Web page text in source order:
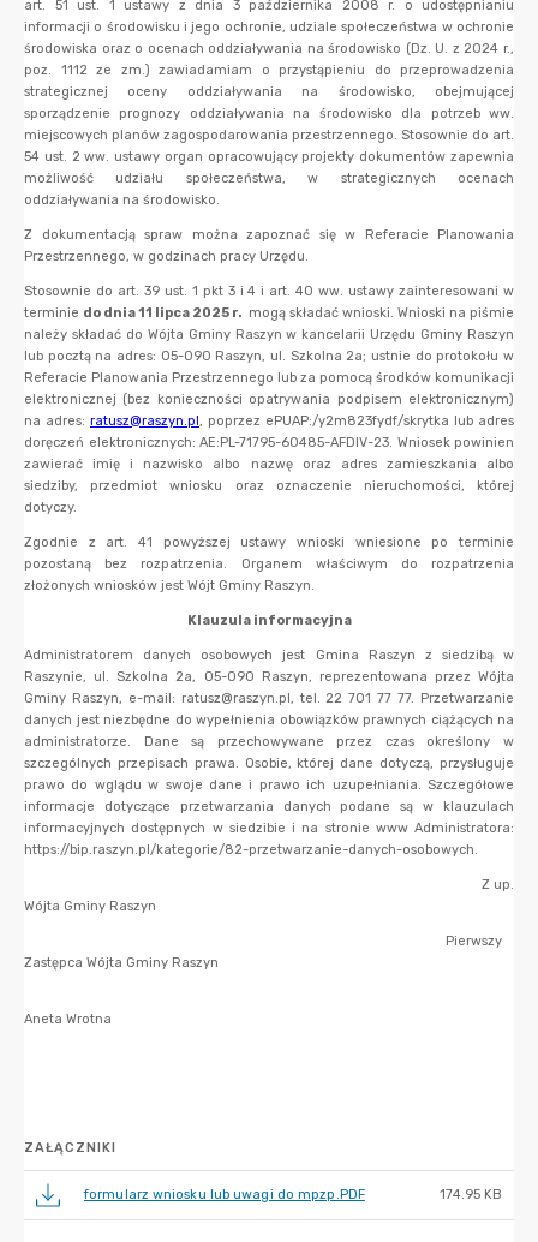
ZAŁĄCZNIKI
formularz wniosku lub uwagi do mpzp.PDF 174.95 KB